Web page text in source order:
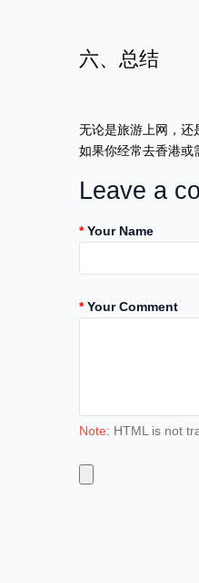
六、总结
无论是旅游上网，还
如果你经常去香港或
Leave a
Your Name
Your Comment
Note: HTML is not